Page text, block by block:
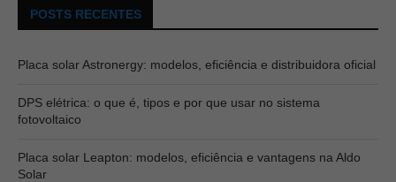
POSTS RECENTES
Placa solar Astronergy: modelos, eficiência e distribuidora oficial
DPS elétrica: o que é, tipos e por que usar no sistema
fotovoltaico
Placa solar Leapton: modelos, eficiência e vantagens na Aldo
Solar